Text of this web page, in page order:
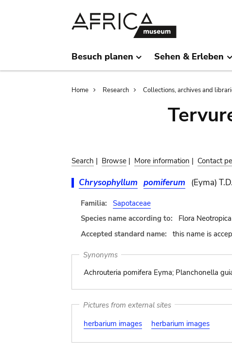
Besuch planen Sehen & Erleben
Breadcrumb
Home Research Collections, archives and
Search | Browse | More information | Contact
Chrysophyllum pomiferum (Eyma)
Familia:
Sapotaceae
Species name according to:
Flora
Accepted standard name:
this name is
Synonyms
Achrouteria pomifera Eyma; Planchonella
Pictures from external sites
herbarium images
herbarium images